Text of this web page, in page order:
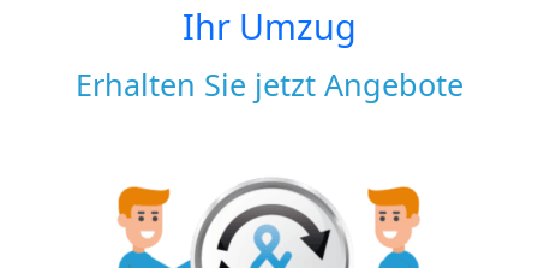
Ihr Umzug
Erhalten Sie jetzt Angebote